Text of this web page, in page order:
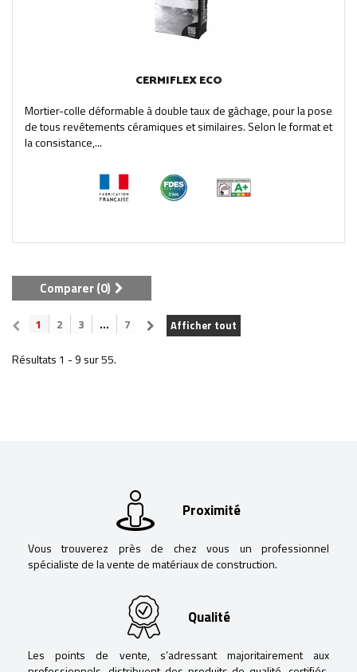
CERMIFLEX ECO
Mortier-colle déformable à double taux de gâchage, pour la pose
de tous revêtements céramiques et similaires. Selon le format et
la consistance,...
Comparer (0)
Afficher tout
1 2 3 ... 7
Résultats 1 - 9 sur 55.
Proximité
Vous trouverez près de chez vous un professionnel
spécialiste de la vente de matériaux de construction.
Qualité
Les points de vente, s’adressant majoritairement aux